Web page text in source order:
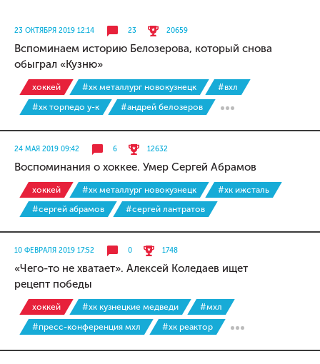
23 ОКТЯБРЯ 2019 12:14 23 20659
Вспоминаем историю Белозерова, который снова
обыграл «Кузню»
хоккей #хк металлург новокузнецк
#вхл
#хк торпедо у-к
#андрей белозеров
24 МАЯ 2019 09:42 6 12632
Воспоминания о хоккее. Умер Сергей Абрамов
хоккей #хк металлург новокузнецк
#хк ижсталь
#сергей абрамов
#сергей лантратов
10 ФЕВРАЛЯ 2019 17:52 0 1748
«Чего-то не хватает». Алексей Коледаев ищет
рецепт победы
хоккей #хк кузнецкие медведи
#мхл
#пресс-конференция мхл
#хк реактор